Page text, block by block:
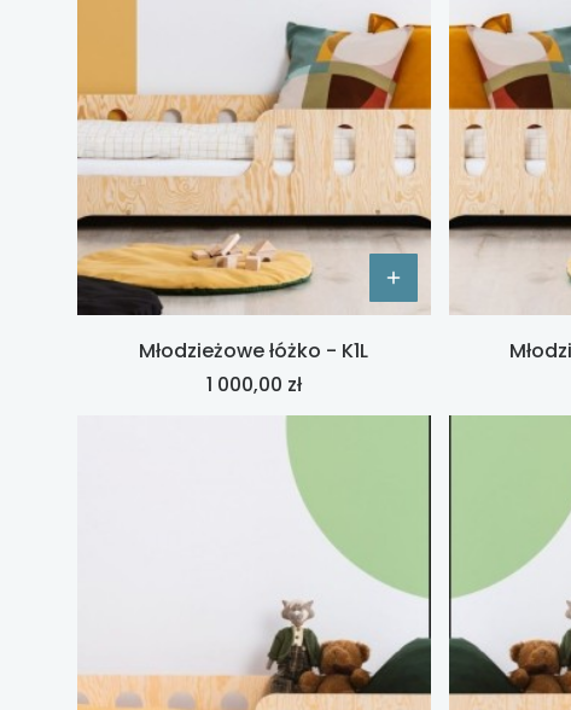
Młodzieżowe łóżko - K1L
Cena
1 000,00 zł